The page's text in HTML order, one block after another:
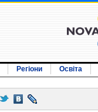
Регіони Освіта